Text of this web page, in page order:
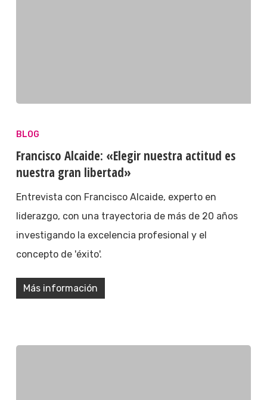
BLOG
Francisco Alcaide: «Elegir nuestra actitud es
nuestra gran libertad»
Entrevista con Francisco Alcaide, experto en
liderazgo, con una trayectoria de más de 20 años
investigando la excelencia profesional y el
concepto de 'éxito'.
Más información